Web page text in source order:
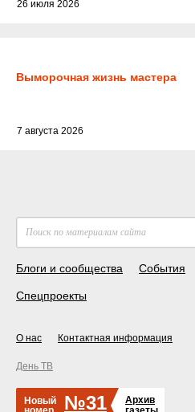
26 июля 2026
Выморочная жизнь мастера
7 августа 2026
Блоги и сообщества События
Спецпроекты
О нас Контактная информация
День ТВ
Новый
№31
Архив